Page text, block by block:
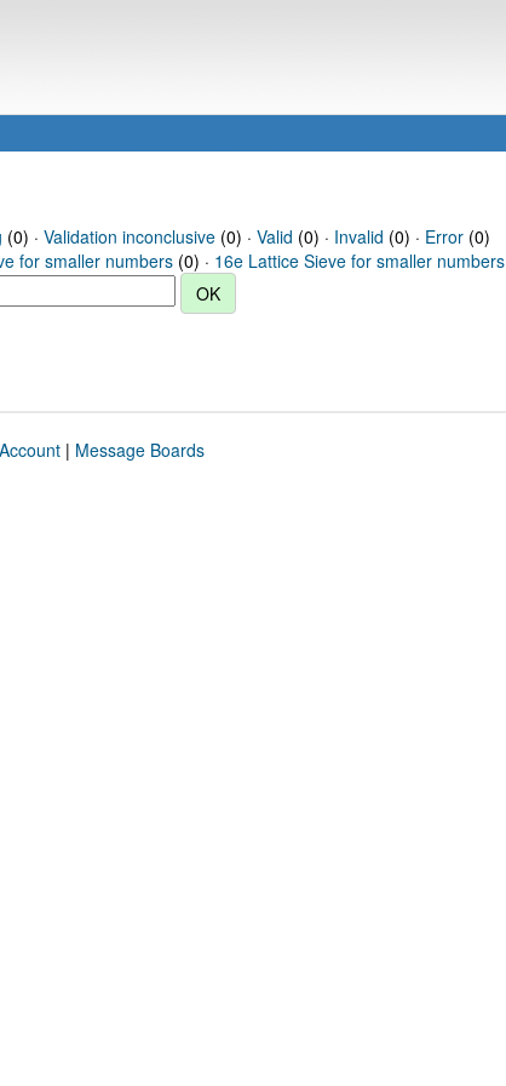
(0) · Validation inconclusive(0) · Valid (0) · Invalid (0) · Error(0)
for smaller numbers (0) · 16e Lattice Sieve for smaller numbers
| Message Boards